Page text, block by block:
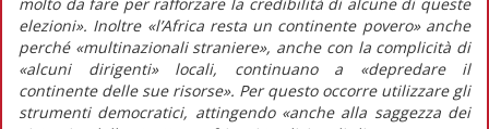
elezioni». Inoltre «l’Africa resta un continente povero» anche
perché «multinazionali straniere», anche con la complicità di
«alcuni dirigenti» locali, continuano a «depredare il
continente delle sue risorse». Per questo occorre utilizzare gli
strumenti democratici, attingendo «anche alla saggezza dei